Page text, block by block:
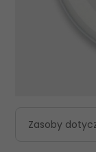
Zasoby